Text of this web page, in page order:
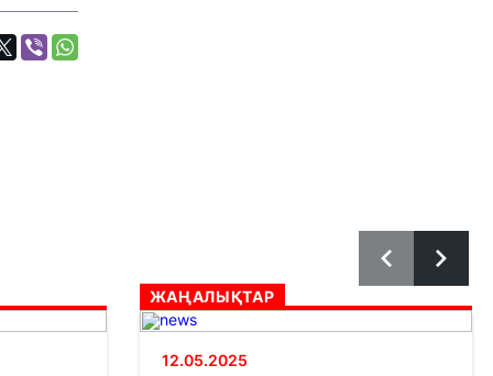
ЖАҢАЛЫҚТАР
12.05.2025